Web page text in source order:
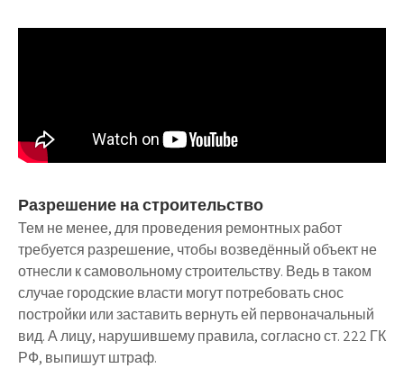
Разрешение на строительство
Тем не менее, для проведения ремонтных работ
требуется разрешение, чтобы возведённый объект не
отнесли к самовольному строительству. Ведь в таком
случае городские власти могут потребовать снос
постройки или заставить вернуть ей первоначальный
вид. А лицу, нарушившему правила, согласно ст. 222 ГК
РФ, выпишут штраф.